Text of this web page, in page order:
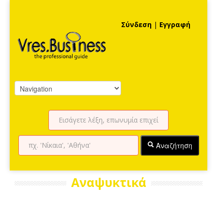
Σύνδεση | Εγγραφή
Αναζήτηση
Αναψυκτικά